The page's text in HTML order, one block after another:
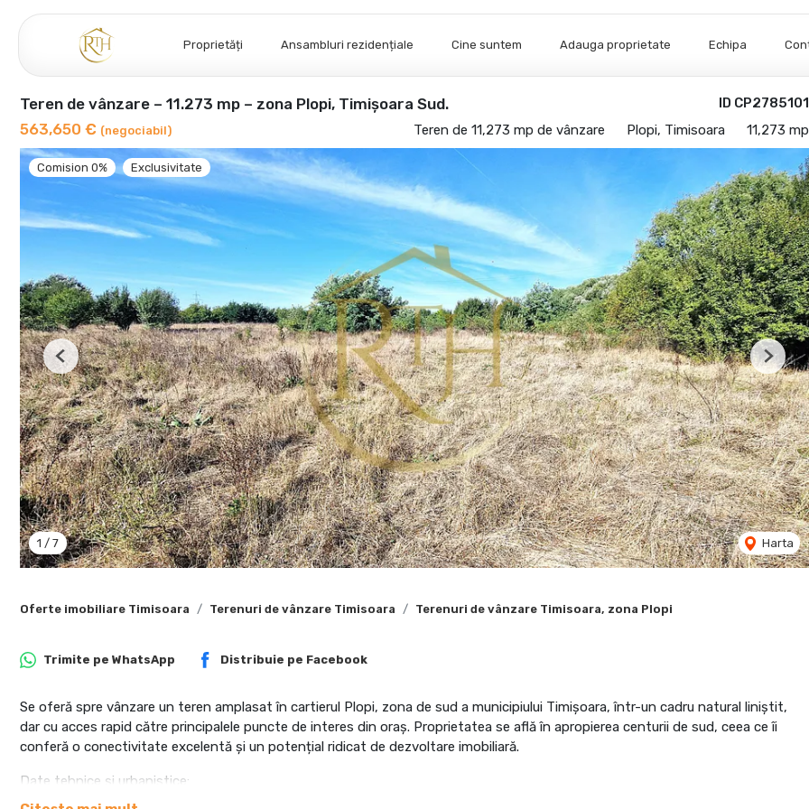
Proprietăți Ansambluri rezidențiale Cine suntem Adauga proprietate Echipa
ID CP2785101
Teren de vânzare – 11.273 mp – zona Plopi, Timișoara Sud.
563,650 € (negociabil) Teren de 11,273 mp de vânzare Plopi, Timisoara 11,273 mp
Comision 0% Exclusivitate
1 / 7 Harta
Previous Next
Oferte imobiliare Timisoara Terenuri de vânzare Timisoara Terenuri de vânzare Timisoara, zona Plopi
Trimite pe WhatsApp Distribuie pe Facebook
Se oferă spre vânzare un teren amplasat în cartierul Plopi, zona de sud a municipiului Timișoara, într-un cadru natural liniștit,
dar cu acces rapid către principalele puncte de interes din oraș. Proprietatea se află în apropierea centurii de sud, ceea ce îi
conferă o conectivitate excelentă și un potențial ridicat de dezvoltare imobiliară.
Date tehnice și urbanistice: